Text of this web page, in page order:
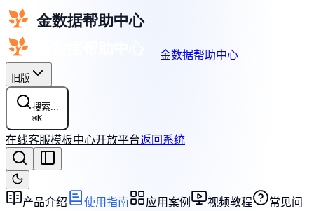
金数据帮助中心
旧版
搜索...
⌘K
在线客服模板中心开放平台返回系统
产品介绍 使用指南 应用案例 视频教程
常见问